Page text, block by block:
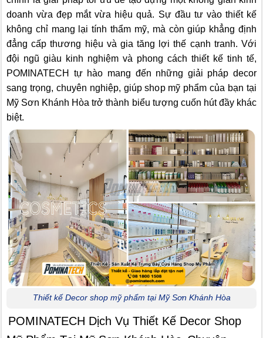
doanh vừa đẹp mắt vừa hiệu quả. Sự đầu tư vào thiết kế
không chỉ mang lại tính thẩm mỹ, mà còn giúp khẳng định
đẳng cấp thương hiệu và gia tăng lợi thế cạnh tranh. Với
đội ngũ giàu kinh nghiệm và phong cách thiết kế tinh tế,
POMINATECH tự hào mang đến những giải pháp decor
sang trọng, chuyên nghiệp, giúp shop mỹ phẩm của bạn tại
Mỹ Sơn Khánh Hòa trở thành biểu tượng cuốn hút đầy khác
biệt.
Thiết kế Decor shop mỹ phẩm tại Mỹ Sơn Khánh Hòa
POMINATECH Dịch Vụ Thiết Kế Decor Shop